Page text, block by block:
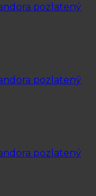
pozlatený
pozlatený
pozlatený